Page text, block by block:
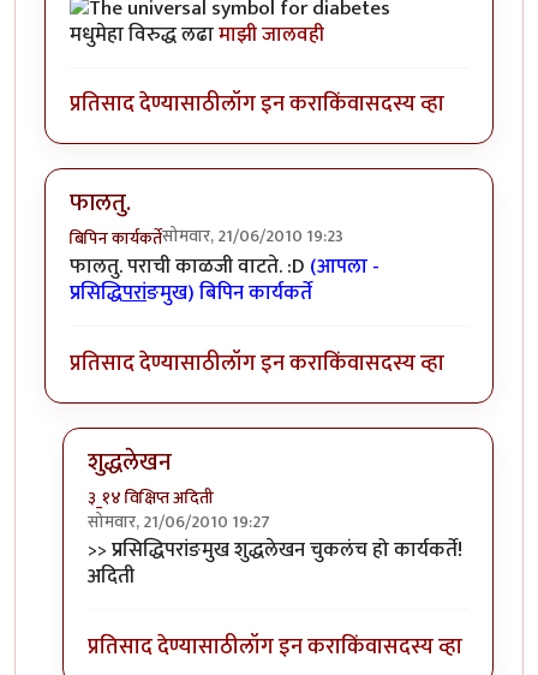
मधुमेहा विरुद्ध लढामाझी जालवही
प्रतिसाद देण्यासाठीलॉग इन कराकिंवासदस्य व्हा
फालतु.
बिपिन कार्यकर्तेसोमवार, 21/06/2010 19:23
फालतु. पराची काळजी वाटते. :D (आपला -
प्रसिद्धिपरांङमुख) बिपिन कार्यकर्ते
प्रतिसाद देण्यासाठीलॉग इन कराकिंवासदस्य व्हा
शुद्धलेखन
३_१४ विक्षिप्त अदिती
सोमवार, 21/06/2010 19:27
In reply toफालतु.byबिपिन कार्यकर्ते
>> प्रसिद्धिपरांङमुख शुद्धलेखन चुकलंच हो कार्यकर्ते!
अदिती
प्रतिसाद देण्यासाठीलॉग इन कराकिंवासदस्य व्हा